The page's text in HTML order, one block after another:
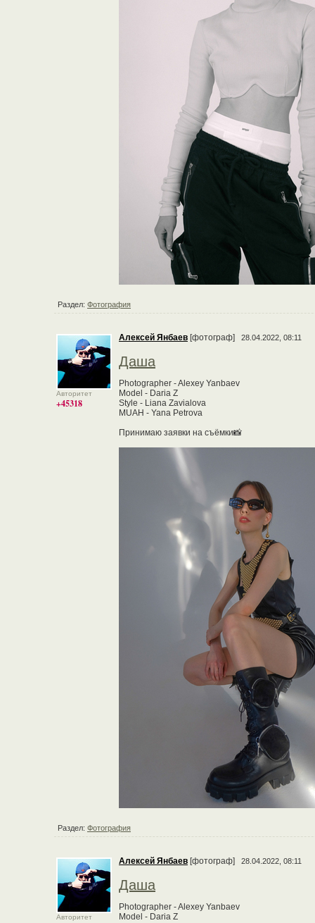
Раздел: Фотография
Авторитет
+45318
Алексей Янбаев [фотограф] 28.04.2022, 08:11
Даша
Photographer - Alexey Yanbaev
Model - Daria Z
Style - Liana Zavialova
MUAH - Yana Petrova
Принимаю заявки на съёмки📸
Раздел: Фотография
Авторитет
Алексей Янбаев [фотограф] 28.04.2022, 08:11
Даша
Photographer - Alexey Yanbaev
Model - Daria Z